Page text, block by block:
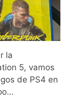
la
5, vamos
de PS4 en